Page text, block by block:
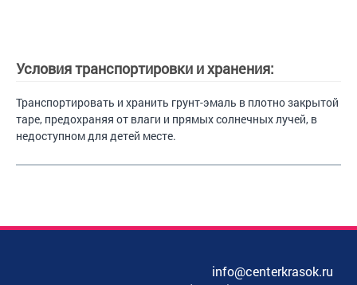
Условия транспортировки и хранения:
Транспортировать и хранить грунт-эмаль в плотно закрытой
таре, предохраняя от влаги и прямых солнечных лучей, в
недоступном для детей месте.
info@centerkrasok.ru